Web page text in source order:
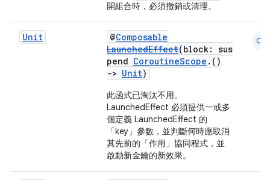
開組合時，必須撤銷或清理。
Unit @Composable
LaunchedEffect(block: sus
pend CoroutineScope .()
-> Unit)
此函式已淘汰不用。
LaunchedEffect 必須提供一或多
個定義 LaunchedEffect 的
「key」參數，並判斷何時應取消
其先前的「作用」協同程式，並
啟動新金鑰的新效果。
CM